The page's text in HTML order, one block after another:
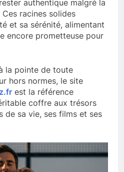
authentique malgré la
racines solides
et sa sérénité, alimentant
encore prometteuse pour
la pointe de toute
hors normes, le site
est la référence
coffre aux trésors
de sa vie, ses films et ses